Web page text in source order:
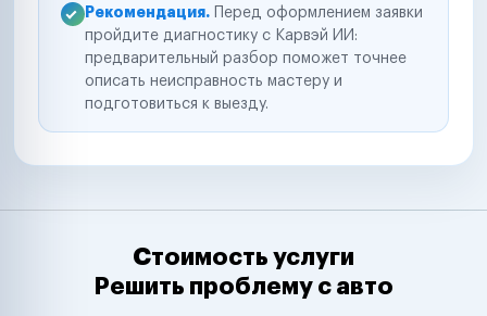
Рекомендация. Перед оформлением заявки
пройдите диагностику с Карвэй ИИ:
предварительный разбор поможет точнее
описать неисправность мастеру и
подготовиться к выезду.
Стоимость услуги
Решить проблему с авто